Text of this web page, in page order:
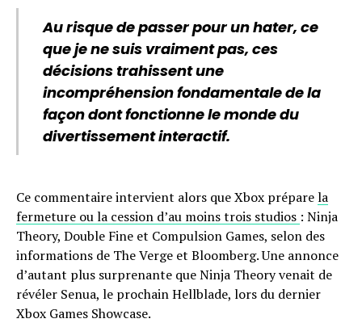
Au risque de passer pour un hater, ce
que je ne suis vraiment pas, ces
décisions trahissent une
incompréhension fondamentale de la
façon dont fonctionne le monde du
divertissement interactif.
Ce commentaire intervient alors que Xbox préparela
fermeture ou la cession d’au moins trois studios : Ninja
Theory, Double Fine et Compulsion Games, selon des
informations de The Verge et Bloomberg. Une annonce
d’autant plus surprenante que Ninja Theory venait de
révéler Senua, le prochain Hellblade, lors du dernier
Xbox Games Showcase.